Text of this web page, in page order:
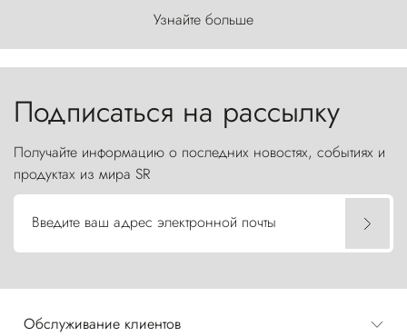
первозданного мира, где ветер с
первобытной яростью ваяет ландшафт, а пики
Торрес-дель-Пайне, словно каменные стражи,
Узнайте больше
Подписаться на рассылку
Получайте информацию о последних новостях, событиях и
продуктах из мира SR
Введите ваш адрес электронной почты
Обслуживание клиентов